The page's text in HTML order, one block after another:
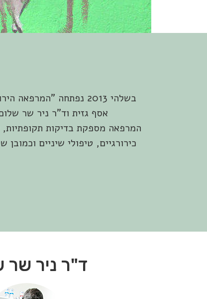
בשלהי 2013 נפתחה
אסף גזית וד"ר ניר שר
המרפאה מספקת בדיקות תקופתיות,
ד"ר ניר שר